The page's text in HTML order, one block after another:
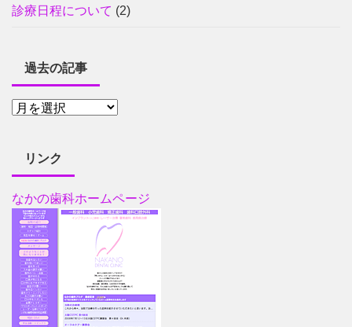
診療日程について (2)
過去の記事
リンク
なかの歯科ホームページ